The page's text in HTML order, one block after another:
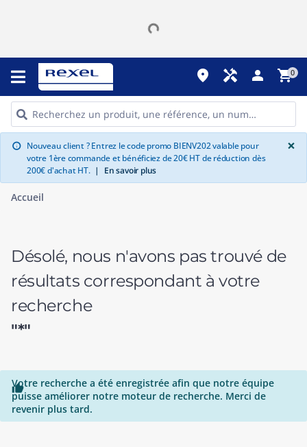
place handyman person shopping_cart0
info Nouveau client ? Entrez le code promo BIENV202 valable pour
votre 1ère commande et bénéficiez de 20€ HT de réduction dès
200€ d'achat HT. | En savoir plus
×
Accueil
Désolé, nous n'avons pas trouvé de
résultats correspondant à votre
recherche
"*"

Votre recherche a été enregistrée afin que notre équipe
puisse améliorer notre moteur de recherche. Merci de
revenir plus tard.